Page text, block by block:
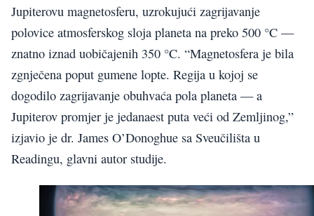
Jupiterovu magnetosferu, uzrokujući zagrijavanje
polovice atmosferskog sloja planeta na preko 500 °C —
znatno iznad uobičajenih 350 °C. “Magnetosfera je bila
zgnječena poput gumene lopte. Regija u kojoj se
dogodilo zagrijavanje obuhvaća pola planeta — a
Jupiterov promjer je jedanaest puta veći od Zemljinog,”
izjavio je dr. James O’Donoghue sa Sveučilišta u
Readingu, glavni autor studije.